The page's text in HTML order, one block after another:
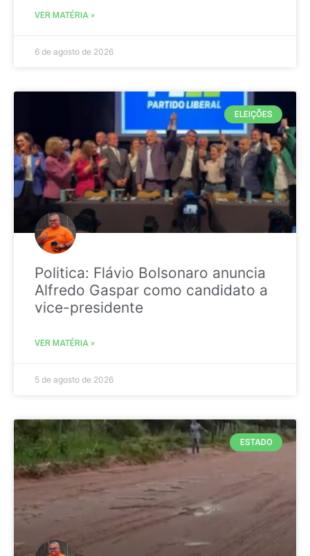
VER MATÉRIA »
6 de agosto de 2026
ELEIÇÕES
Politica: Flávio Bolsonaro anuncia
Alfredo Gaspar como candidato a
vice-presidente
VER MATÉRIA »
5 de agosto de 2026
ESTADO